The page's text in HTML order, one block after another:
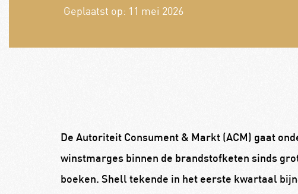
Geplaatst op: 11 mei 2026
De Autoriteit Consument & Markt (ACM) gaat
winstmarges binnen de brandstofketen sinds
boeken. Shell tekende in het eerste kwartaal